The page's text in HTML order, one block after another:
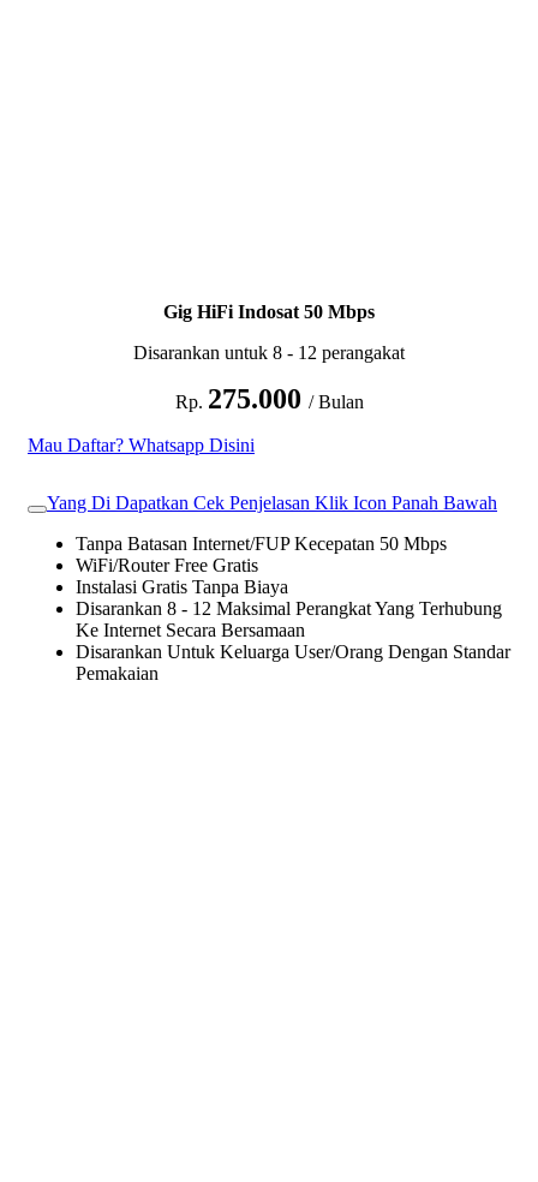
Gig HiFi Indosat 50 Mbps
Disarankan untuk 8 - 12 perangakat
Rp. 275.000 / Bulan
Mau Daftar? Whatsapp Disini
Yang Di Dapatkan Cek Penjelasan Klik Icon Panah Bawah
Tanpa Batasan Internet/FUP Kecepatan 50 Mbps
WiFi/Router Free Gratis
Instalasi Gratis Tanpa Biaya
Disarankan 8 - 12 Maksimal Perangkat Yang Terhubung
Ke Internet Secara Bersamaan
Disarankan Untuk Keluarga User/Orang Dengan Standar
Pemakaian